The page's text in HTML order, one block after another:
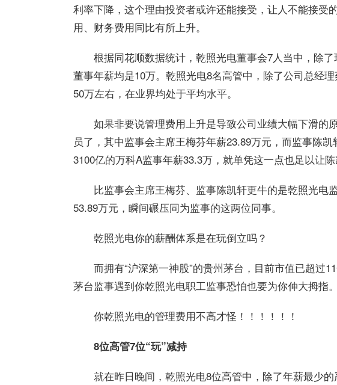
利率下降，这个理由投资者或许还能接受，让人不能接受
用、财务费用同比有所上升。
根据同花顺数据统计，乾照光电董事会7人当中，除
董事年薪均是10万。乾照光电8名高管中，除了公司总经
50万左右，在业界均处于平均水平。
如果非要说管理费用上升是导致公司业绩大幅下滑的
员了，其中监事会主席王梅芬年薪23.89万元，而监事陈
3100亿的万科A监事年薪33.3万，就单凭这一点也足以让陈
比监事会主席王梅芬、监事陈凯轩更牛的是乾照光电
53.89万元，瞬间碾压同为监事的这两位同事。
乾照光电你的薪酬体系是在玩倒立吗？
而拥有“沪深第一神股”的贵州茅台，目前市值已超过
茅台监事遇到你乾照光电职工监事恐怕也要为你伸大拇指。
你乾照光电的管理费用不高才怪！！！！！！
8位高管7位“玩”减持
就在昨日晚间，乾照光电8位高管中，除了年薪最少